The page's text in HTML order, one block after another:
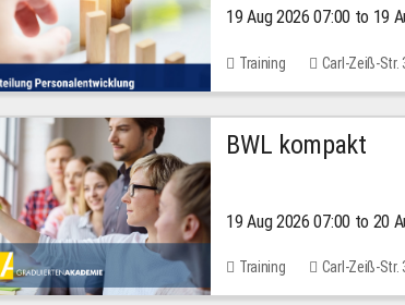
19 Aug 2026 07:00 to 19
Training Carl-Zeiß-Str.
BWL kompakt
19 Aug 2026 07:00 to 20
Training Carl-Zeiß-Str.